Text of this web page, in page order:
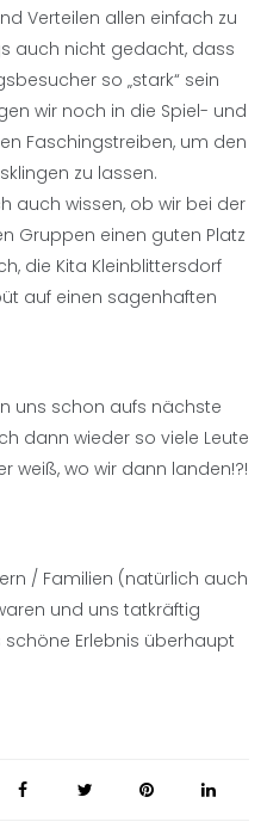
Verteilen allen einfach zu
auch nicht gedacht, dass
so „stark“ sein
wir noch in die Spiel- und
Faschingstreiben, um den
zu lassen.
auch wissen, ob wir bei der
Gruppen einen guten Platz
die Kita Kleinblittersdorf
auf einen sagenhaften
uns schon aufs nächste
dann wieder so viele Leute
weiß, wo wir dann landen!?!
/ Familien (natürlich auch
und uns tatkräftig
Erlebnis überhaupt